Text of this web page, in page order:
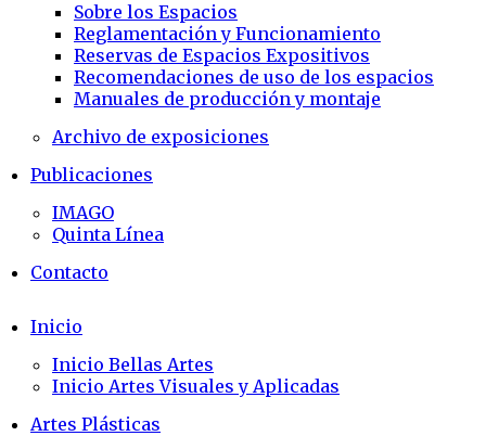
Sobre los Espacios
Reglamentación y Funcionamiento
Reservas de Espacios Expositivos
Recomendaciones de uso de los espacios
Manuales de producción y montaje
Archivo de exposiciones
Publicaciones
IMAGO
Quinta Línea
Contacto
Inicio
Inicio Bellas Artes
Inicio Artes Visuales y Aplicadas
Artes Plásticas